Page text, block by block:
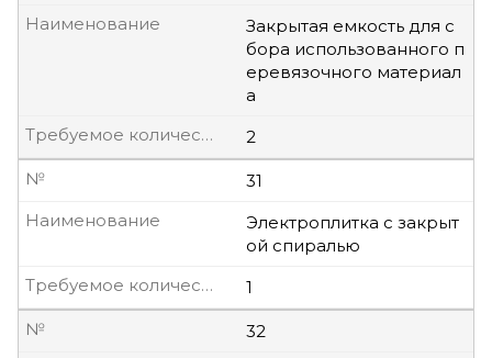
Закрытая емкость для с
бора использованного п
еревязочного материал
а
Наименование
2
Требуемое количество, шт
31
№
Электроплитка с закрыт
ой спиралью
Наименование
1
Требуемое количество, шт
32
№